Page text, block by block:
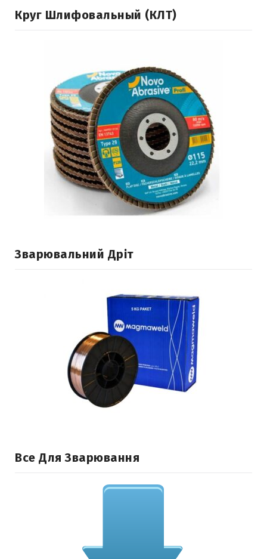
Круг Шлифовальный (КЛТ)
Зварювальний Дріт
Все Для Зварювання